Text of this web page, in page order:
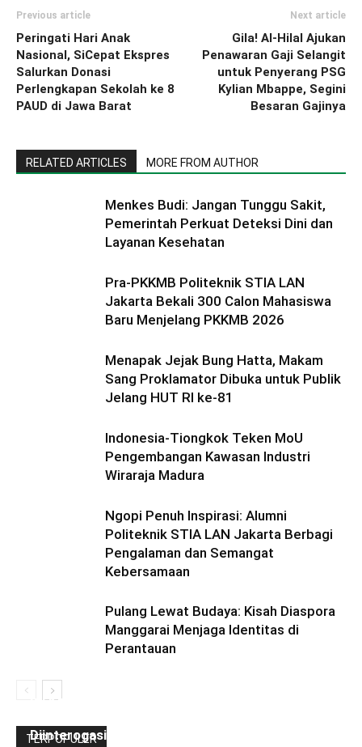
Previous article
Peringati Hari Anak
Nasional, SiCepat Ekspres
Salurkan Donasi
Perlengkapan Sekolah ke 8
PAUD di Jawa Barat
Next article
Gila! Al-Hilal Ajukan
Penawaran Gaji Selangit
untuk Penyerang PSG
Kylian Mbappe, Segini
Besaran Gajinya
RELATED ARTICLES MORE FROM AUTHOR
Menkes Budi: Jangan Tunggu Sakit,
Pemerintah Perkuat Deteksi Dini dan
Layanan Kesehatan
Pra-PKKMB Politeknik STIA LAN
Jakarta Bekali 300 Calon Mahasiswa
Baru Menjelang PKKMB 2026
Menapak Jejak Bung Hatta, Makam
Sang Proklamator Dibuka untuk Publik
Jelang HUT RI ke-81
Indonesia-Tiongkok Teken MoU
Pengembangan Kawasan Industri
Wiraraja Madura
Ngopi Penuh Inspirasi: Alumni
Politeknik STIA LAN Jakarta Berbagi
Pengalaman dan Semangat
Kebersamaan
Pulang Lewat Budaya: Kisah Diaspora
Manggarai Menjaga Identitas di
Perantauan
TERPOPULER
Ini Kronologinya! Diduga Teriaki Kata Sambo,
Diinterogasi Aparat Polres Sikka